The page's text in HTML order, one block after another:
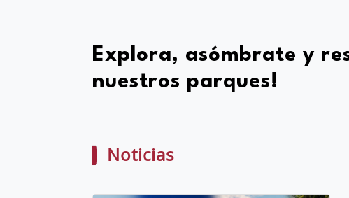
Explora, asómbrate y
nuestros parques!
Noticias